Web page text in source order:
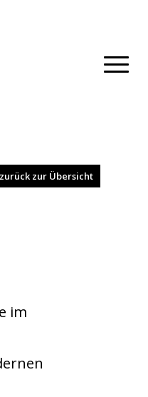
zurück zur Übersicht
im